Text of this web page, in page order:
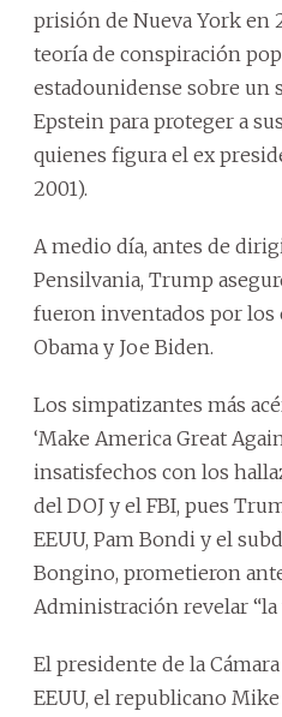
prisión de Nueva York en
teoría de conspiración
estadounidense sobre un
Epstein para proteger a
quienes figura el ex
2001).
A medio día, antes de
Pensilvania, Trump
fueron inventados por los
Obama y Joe Biden.
Los simpatizantes más
‘Make America Great
insatisfechos con los
del DOJ y el FBI, pues
EEUU, Pam Bondi y el
Bongino, prometieron
Administración revelar “la
El presidente de la
EEUU, el republicano